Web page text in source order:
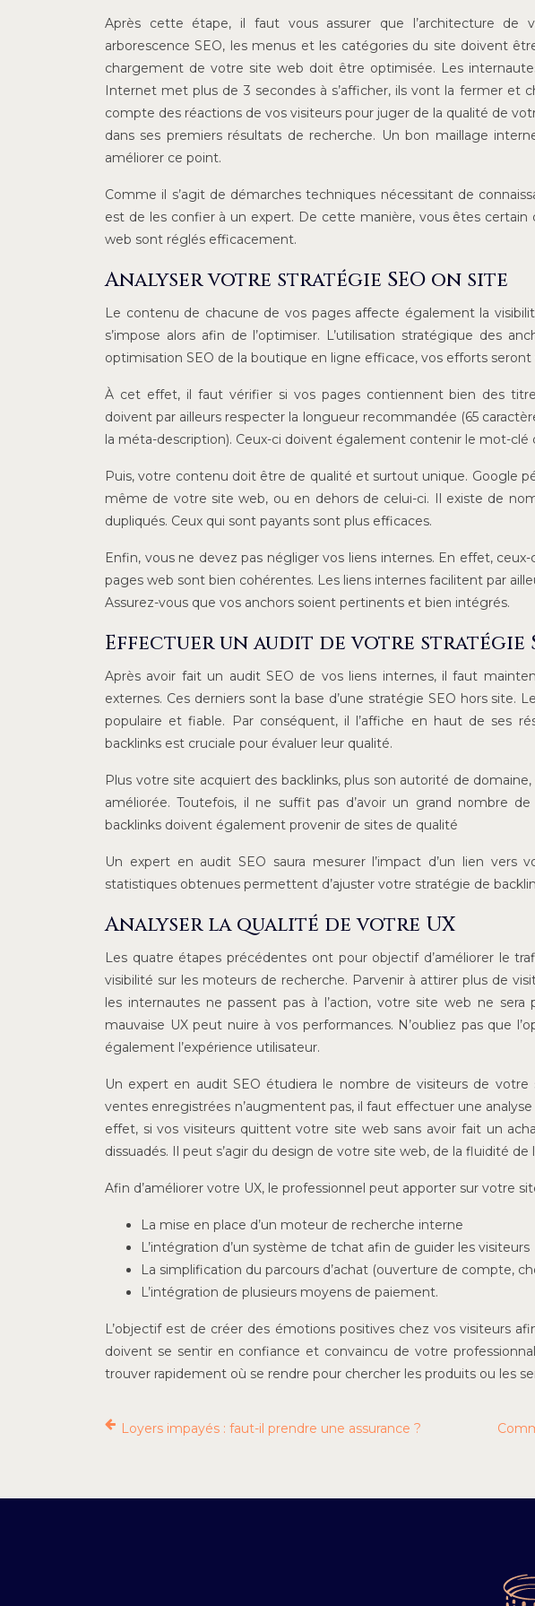
Après cette étape, il faut vous assurer que l’architecture
arborescence SEO, les menus et les catégories du site doivent
chargement de votre site web doit être optimisée. Les
Internet met plus de 3 secondes à s’afficher, ils vont la fermer et
compte des réactions de vos visiteurs pour juger de la qualité de
dans ses premiers résultats de recherche. Un bon maillage
améliorer ce point.
Comme il s’agit de démarches techniques nécessitant de
est de les confier à un expert. De cette manière, vous êtes
web sont réglés efficacement.
Analyser votre stratégie SEO on site
Le contenu de chacune de vos pages affecte également la
s’impose alors afin de l’optimiser. L’utilisation stratégique des
optimisation SEO de la boutique en ligne efficace, vos efforts seront
À cet effet, il faut vérifier si vos pages contiennent bien des
doivent par ailleurs respecter la longueur recommandée (65
la méta-description). Ceux-ci doivent également contenir le mot-clé
Puis, votre contenu doit être de qualité et surtout unique. Google
même de votre site web, ou en dehors de celui-ci. Il existe de
dupliqués. Ceux qui sont payants sont plus efficaces.
Enfin, vous ne devez pas négliger vos liens internes. En effet,
pages web sont bien cohérentes. Les liens internes facilitent par
Assurez-vous que vos anchors soient pertinents et bien intégrés.
Effectuer un audit de votre stratégie
Après avoir fait un audit SEO de vos liens internes, il faut
externes. Ces derniers sont la base d’une stratégie SEO hors site.
populaire et fiable. Par conséquent, il l’affiche en haut de ses
backlinks est cruciale pour évaluer leur qualité.
Plus votre site acquiert des backlinks, plus son autorité de
améliorée. Toutefois, il ne suffit pas d’avoir un grand nombre
backlinks doivent également provenir de sites de qualité
Un expert en audit SEO saura mesurer l’impact d’un lien
statistiques obtenues permettent d’ajuster votre stratégie de
Analyser la qualité de votre UX
Les quatre étapes précédentes ont pour objectif d’améliorer le
visibilité sur les moteurs de recherche. Parvenir à attirer plus de
les internautes ne passent pas à l’action, votre site web ne
mauvaise UX peut nuire à vos performances. N’oubliez pas que
également l’expérience utilisateur.
Un expert en audit SEO étudiera le nombre de visiteurs de
ventes enregistrées n’augmentent pas, il faut effectuer une
effet, si vos visiteurs quittent votre site web sans avoir fait un
dissuadés. Il peut s’agir du design de votre site web, de la fluidité
Afin d’améliorer votre UX, le professionnel peut apporter sur votre
La mise en place d’un moteur de recherche interne
L’intégration d’un système de tchat afin de guider les visiteurs
La simplification du parcours d’achat (ouverture de compte,
L’intégration de plusieurs moyens de paiement.
L’objectif est de créer des émotions positives chez vos visiteurs
doivent se sentir en confiance et convaincu de votre
trouver rapidement où se rendre pour chercher les produits ou les
Loyers impayés : faut-il prendre une assurance ?